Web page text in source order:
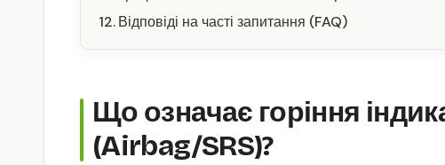
Відповіді на часті запитання (FAQ)
Що означає горіння
(Airbag/SRS)?